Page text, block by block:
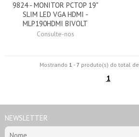
9824 - MONITOR PCTOP 19"
SLIM LED VGA HDMI -
MLP190HDMI BIVOLT
Consulte-nos
Mostrando 1 - 7 produto(s) do total de
1
NEWSLETTER